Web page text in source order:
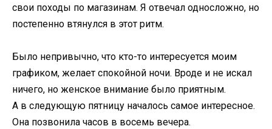
свои походы по магазинам. Я отвечал односложно, но
постепенно втянулся в этот ритм.
Было непривычно, что кто-то интересуется моим
графиком, желает спокойной ночи. Вроде и не искал
ничего, но женское внимание было приятным.
А в следующую пятницу началось самое интересное.
Она позвонила часов в восемь вечера.